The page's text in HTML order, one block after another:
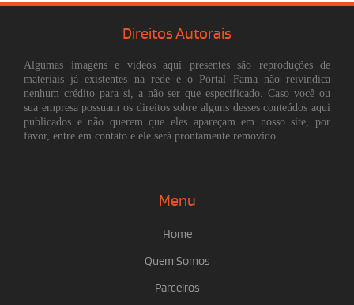
Direitos Autorais
Algumas imagens e vídeos aqui presentes são reproduções de
materiais já existentes na rede e o Portal Fama não reivindica
nenhum crédito para si, a não ser que especificado. Caso você ou
sua empresa possuam os direitos sobre alguns desses conteúdos aqui
publicados e não querem que eles apareçam em nosso site, por
favor, entre em contato e ele será prontamente removido.
Menu
Home
Quem Somos
Parceiros